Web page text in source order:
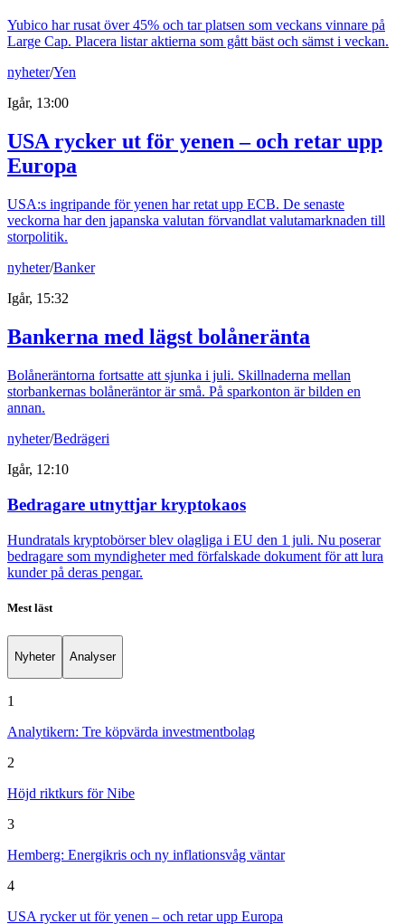
Yubico har rusat över 45% och tar platsen som veckans vinnare på
Large Cap. Placera listar aktierna som gått bäst och sämst i veckan.
nyheter/Yen
Igår, 13:00
USA rycker ut för yenen – och retar upp
Europa
USA:s ingripande för yenen har retat upp ECB. De senaste
veckorna har den japanska valutan förvandlat valutamarknaden till
storpolitik.
nyheter/Banker
Igår, 15:32
Bankerna med lägst bolåneränta
Bolåneräntorna fortsatte att sjunka i juli. Skillnaderna mellan
storbankernas bolåneräntor är små. På sparkonton är bilden en
annan.
nyheter/Bedrägeri
Igår, 12:10
Bedragare utnyttjar kryptokaos
Hundratals kryptobörser blev olagliga i EU den 1 juli. Nu poserar
bedragare som myndigheter med förfalskade dokument för att lura
kunder på deras pengar.
Mest läst
Nyheter Analyser
1
Analytikern: Tre köpvärda investmentbolag
2
Höjd riktkurs för Nibe
3
Hemberg: Energikris och ny inflationsvåg väntar
4
USA rycker ut för yenen – och retar upp Europa